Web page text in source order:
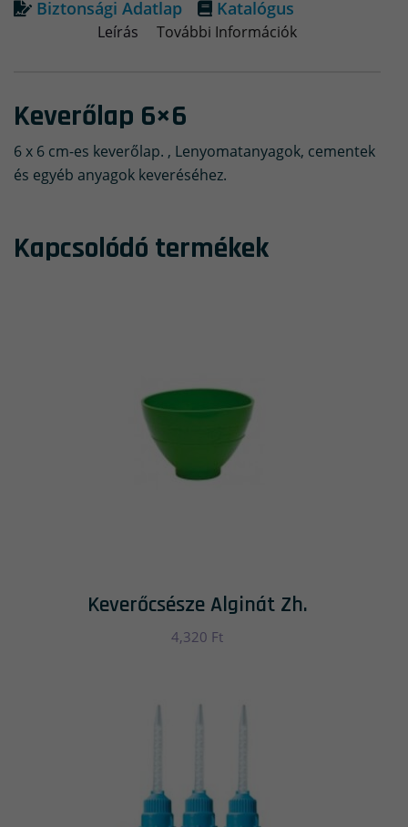
Biztonsági Adatlap
Katalógus
Leírás További Információk
Keverőlap 6×6
6 x 6 cm-es keverőlap. , Lenyomatanyagok, cementek
és egyéb anyagok keveréséhez.
Kapcsolódó termékek
Keverőcsésze Alginát Zh.
4,320 Ft